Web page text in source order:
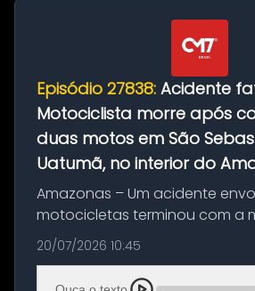
Episódio 27838: Acidente
Motociclista morre após
duas motos em São
Uatumã, no interior do
Amazonas – Um acidente
motocicletas terminou com a
Figueiredo de Souza, de 38
de São Sebastião do Uatumã,
Amazonas. A colisão ocorreu n...
20/07/2026 10:45